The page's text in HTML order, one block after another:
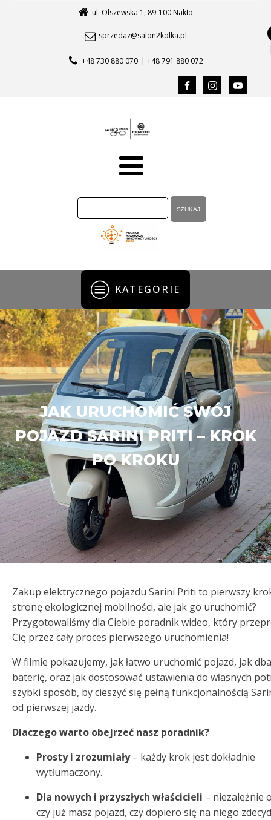
ul. Olszewska 1, 89-100 Nakło
sprzedaz@salon2kolka.pl
+48 730 880 070 | +48 791 880 072
KATEGORIE
JAK URUCHOMIĆ SWÓJ
POJAZD SARINI PRITI – KROK
PO KROKU
Zakup elektrycznego pojazdu Sarini Priti to pierwszy
stronę ekologicznej mobilności, ale jak go uruchomić?
Przygotowaliśmy dla Ciebie poradnik wideo, który
Cię przez cały proces pierwszego uruchomienia!
W filmie pokazujemy, jak łatwo uruchomić pojazd, jak
baterię, oraz jak dostosować ustawienia do własnych
szybki sposób, by cieszyć się pełną funkcjonalnością
od pierwszej jazdy.
Dlaczego warto obejrzeć nasz poradnik?
Prosty i zrozumiały– każdy krok jest dokładnie
wytłumaczony.
Dla nowych i przyszłych właścicieli – niezależnie
czy już masz pojazd, czy dopiero się na niego